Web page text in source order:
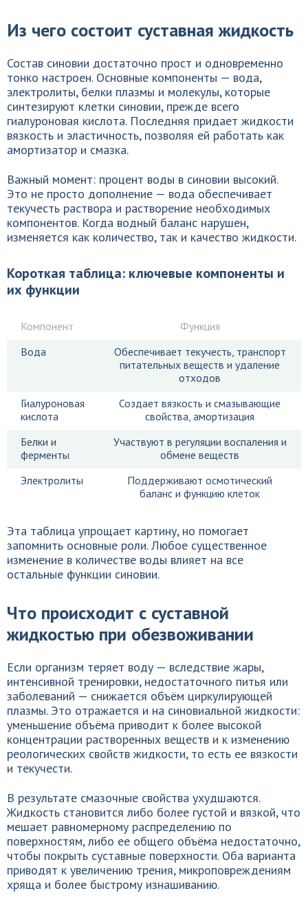
Из чего состоит суставная жидкость
Состав синовии достаточно прост и одновременно
тонко настроен. Основные компоненты — вода,
электролиты, белки плазмы и молекулы, которые
синтезируют клетки синовии, прежде всего
гиалуроновая кислота. Последняя придает жидкости
вязкость и эластичность, позволяя ей работать как
амортизатор и смазка.
Важный момент: процент воды в синовии высокий.
Это не просто дополнение — вода обеспечивает
текучесть раствора и растворение необходимых
компонентов. Когда водный баланс нарушен,
изменяется как количество, так и качество жидкости.
Короткая таблица: ключевые компоненты и
их функции
Компонент
Функция
Вода
Обеспечивает текучесть, транспорт
питательных веществ и удаление
отходов
Гиалуроновая
кислота
Создает вязкость и смазывающие
свойства, амортизация
Белки и
ферменты
Участвуют в регуляции воспаления и
обмене веществ
Электролиты
Поддерживают осмотический
баланс и функцию клеток
Эта таблица упрощает картину, но помогает
запомнить основные роли. Любое существенное
изменение в количестве воды влияет на все
остальные функции синовии.
Что происходит с суставной
жидкостью при обезвоживании
Если организм теряет воду — вследствие жары,
интенсивной тренировки, недостаточного питья или
заболеваний — снижается объём циркулирующей
плазмы. Это отражается и на синовиальной жидкости:
уменьшение объёма приводит к более высокой
концентрации растворенных веществ и к изменению
реологических свойств жидкости, то есть ее вязкости
и текучести.
В результате смазочные свойства ухудшаются.
Жидкость становится либо более густой и вязкой, что
мешает равномерному распределению по
поверхностям, либо ее общего объёма недостаточно,
чтобы покрыть суставные поверхности. Оба варианта
приводят к увеличению трения, микроповреждениям
хряща и более быстрому изнашиванию.